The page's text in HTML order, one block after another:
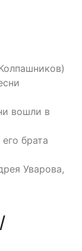
вошли в
брата
Уварова,